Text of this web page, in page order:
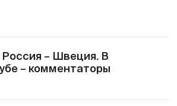
Россия – Швеция. В
– комментаторы